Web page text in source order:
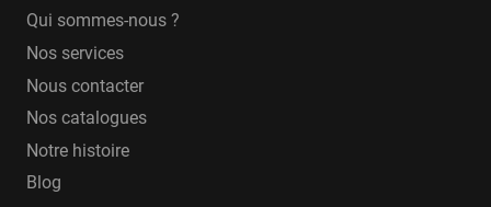
Qui sommes-nous ?
Nos services
Nous contacter
Nos catalogues
Notre histoire
Blog